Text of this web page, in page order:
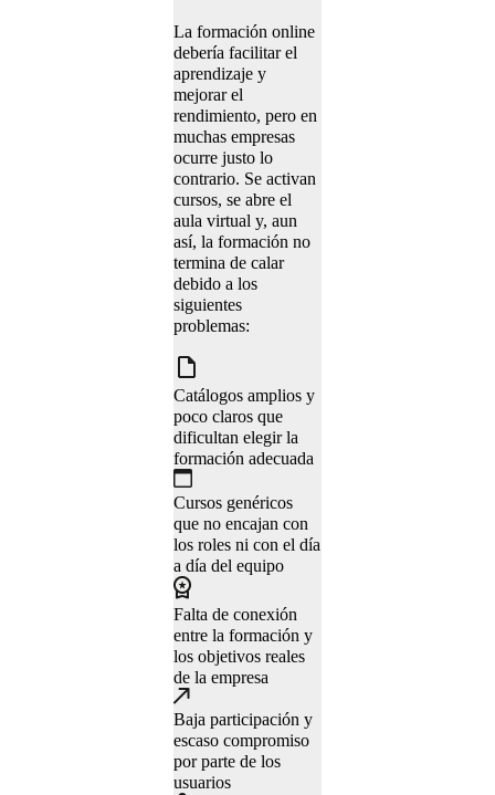
La formación online
debería facilitar el
aprendizaje y
mejorar el
rendimiento, pero en
muchas empresas
ocurre justo lo
contrario. Se activan
cursos, se abre el
aula virtual y, aun
así, la formación no
termina de calar
debido a los
siguientes
problemas:
Catálogos amplios y
poco claros que
dificultan elegir la
formación adecuada
Cursos genéricos
que no encajan con
los roles ni con el día
a día del equipo
Falta de conexión
entre la formación y
los objetivos reales
de la empresa
Baja participación y
escaso compromiso
por parte de los
usuarios